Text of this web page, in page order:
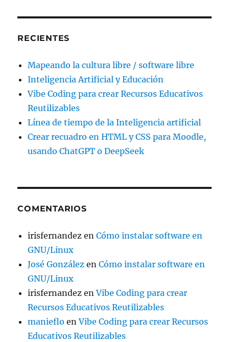
RECIENTES
Mapeando la cultura libre / software libre
Inteligencia Artificial y Educación
Vibe Coding para crear Recursos Educativos
Reutilizables
Línea de tiempo de la Inteligencia artificial
Crear recuadro en HTML y CSS para Moodle,
usando ChatGPT o DeepSeek
COMENTARIOS
irisfernandez enCómo instalar software en
GNU/Linux
José González enCómo instalar software en
GNU/Linux
irisfernandez enVibe Coding para crear
Recursos Educativos Reutilizables
manieflo enVibe Coding para crear Recursos
Educativos Reutilizables